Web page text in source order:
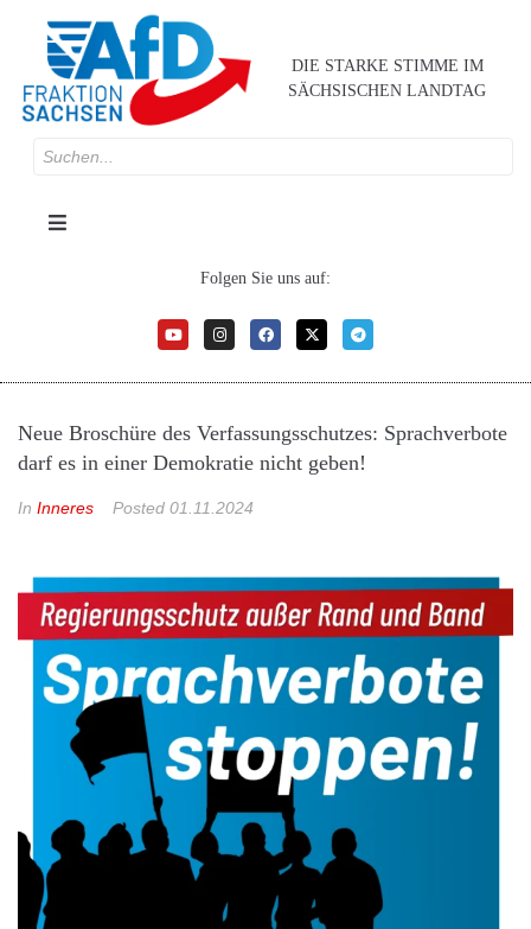
DIE STARKE STIMME IM
SÄCHSISCHEN LANDTAG
Folgen Sie uns auf:
Neue Broschüre des Verfassungsschutzes: Sprachverbote
darf es in einer Demokratie nicht geben!
In Inneres Posted 01.11.2024